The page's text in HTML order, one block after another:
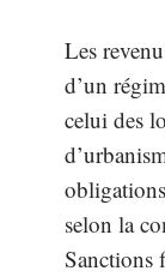
Les
d’un
celui des
selon la
Sanctions